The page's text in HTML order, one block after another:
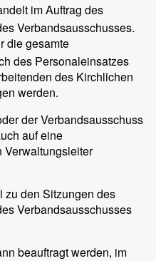
im Auftrag des
Verbandsausschusses.
die gesamte
des Personaleinsatzes
des Kirchlichen
werden.
der Verbandsausschuss
auf eine
Verwaltungsleiter
zu den Sitzungen des
Verbandsausschusses
beauftragt werden, im